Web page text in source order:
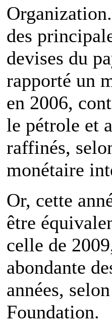
des
devises du
rapporté un
en 2006,
le pétrole et
raffinés,
monétaire
Or, cette
être
celle de
abondante
années,
Foundation.